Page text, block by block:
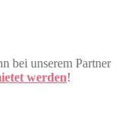
bei unserem Partner
werden!